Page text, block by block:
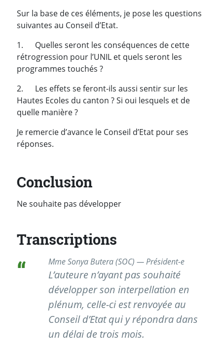
Sur la base de ces éléments, je pose les questions
suivantes au Conseil d’Etat.
1.
Quelles seront les conséquences de cette
rétrogression pour l’UNIL et quels seront les
programmes touchés ?
2.
Les effets se feront-ils aussi sentir sur les
Hautes Ecoles du canton ? Si oui lesquels et de
quelle manière ?
Je remercie d’avance le Conseil d’Etat pour ses
réponses.
Conclusion
Ne souhaite pas développer
Transcriptions
Mme Sonya Butera (SOC) — Président-e
L’auteure n’ayant pas souhaité
développer son interpellation en
plénum, celle-ci est renvoyée au
Conseil d’Etat qui y répondra dans
un délai de trois mois.